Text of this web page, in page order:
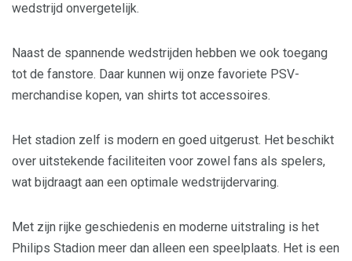
wedstrijd onvergetelijk.
Naast de spannende wedstrijden hebben we ook toegang
tot de fanstore. Daar kunnen wij onze favoriete PSV-
merchandise kopen, van shirts tot accessoires.
Het stadion zelf is modern en goed uitgerust. Het beschikt
over uitstekende faciliteiten voor zowel fans als spelers,
wat bijdraagt aan een optimale wedstrijdervaring.
Met zijn rijke geschiedenis en moderne uitstraling is het
Philips Stadion meer dan alleen een speelplaats. Het is een